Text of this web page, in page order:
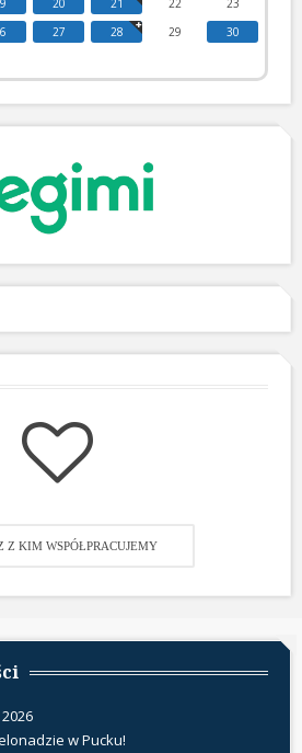
20 21 22
23
27 28 29
30
Z KIM WSPÓŁPRACUJEMY
w Pucku!